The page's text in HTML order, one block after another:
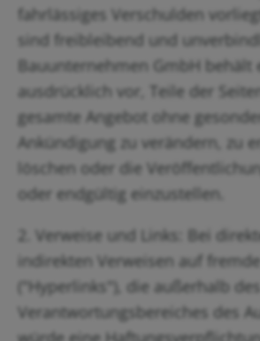
fahrlässiges Verschulden
sind freibleibend und
Bauunternehmen GmbH behält
ausdrücklich vor, Teile der
gesamte Angebot ohne
Ankündigung zu verändern, zu
löschen oder die
oder endgültig einzustellen.
2. Verweise und Links: Bei
indirekten Verweisen auf
("Hyperlinks"), die außerhalb des
Verantwortungsbereiches des